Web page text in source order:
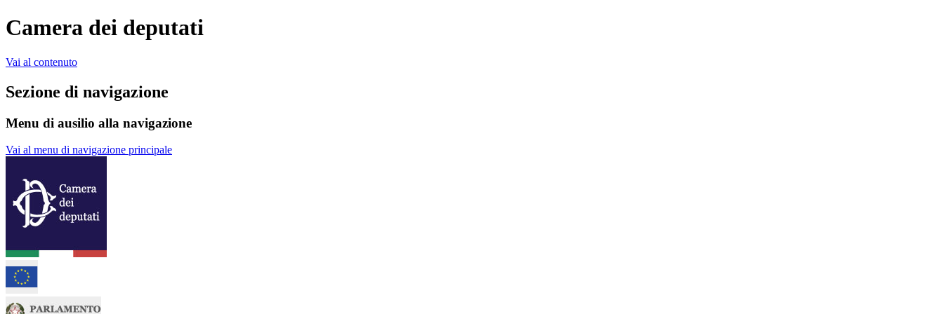
Camera dei deputati
Vai al contenuto
Sezione di navigazione
Menu di ausilio alla navigazione
Vai al menu di navigazione principale